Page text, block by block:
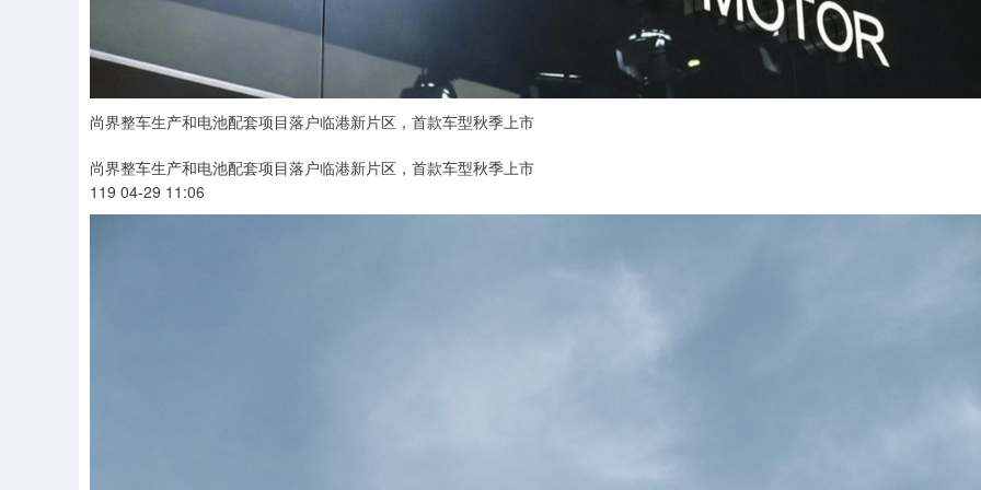
尚界整车生产和电池配套项目落户临港新片区，首款车型秋季上市
尚界整车生产和电池配套项目落户临港新片区，首款车型秋季上市
119 04-29 11:06